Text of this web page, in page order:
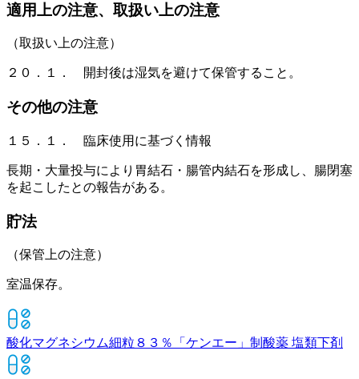
適用上の注意、取扱い上の注意
（取扱い上の注意）
２０．１． 開封後は湿気を避けて保管すること。
その他の注意
１５．１． 臨床使用に基づく情報
長期・大量投与により胃結石・腸管内結石を形成し、腸閉塞
を起こしたとの報告がある。
貯法
（保管上の注意）
室温保存。
酸化マグネシウム細粒８３％「ケンエー」 制酸薬 塩類下剤